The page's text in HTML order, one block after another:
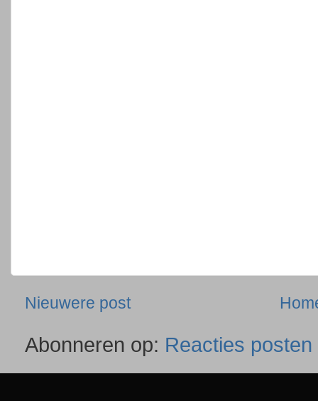
Nieuwere post
Abonneren op: Reacties